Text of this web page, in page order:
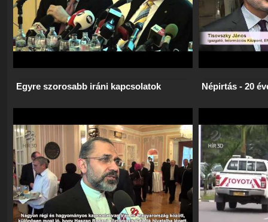
Egyre szorosabb iráni kapcsolatok Népirtás - 20